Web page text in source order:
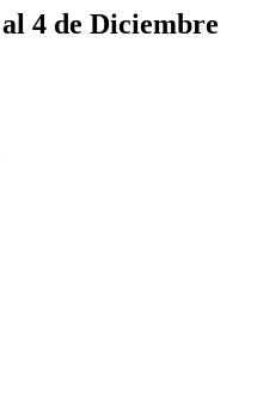
4 de Diciembre